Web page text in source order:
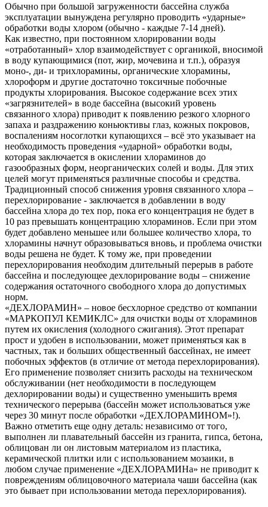
Обычно при большой загруженности бассейна служба
эксплуатации вынуждена регулярно проводить «ударные»
обработки воды хлором (обычно - каждые 7-14 дней).
Как известно, при постоянном хлорировании воды
«отработанный» хлор взаимодействует с органикой, вносимой
в воду купающимися (пот, жир, мочевина и т.п.), образуя
моно-, ди- и трихлорамины, органические хлорамины,
хлороформ и другие достаточно токсичные побочные
продукты хлорирования. Высокое содержание всех этих
«загрязнителей» в воде бассейна (высокий уровень
связанного хлора) приводит к появлению резкого хлорного
запаха и раздражению коньюктивы глаз, кожных покровов,
воспалениям носоглотки купающихся – всё это указывает на
необходимость проведения «ударной» обработки воды,
которая заключается в окислении хлораминов до
газообразных форм, неорганических солей и воды. Для этих
целей могут применяться различные способы и средства.
Традиционный способ снижения уровня связанного хлора –
перехлорирование - заключается в добавлении в воду
бассейна хлора до тех пор, пока его концентрация не будет в
10 раз превышать концентрацию хлораминов. Если при этом
будет добавлено меньшее или большее количество хлора, то
хлорамины начнут образовываться вновь, и проблема очистки
воды решена не будет. К тому же, при проведении
перехлорирования необходим длительный перерыв в работе
бассейна и последующее дехлорирование воды – снижение
содержания остаточного свободного хлора до допустимых
норм.
«ДЕХЛОРАМИН» – новое бесхлорное средство от компании
«МАРКОПУЛ КЕМИКЛС» для очистки воды от хлораминов
путем их окисления (холодного сжигания). Этот препарат
прост и удобен в использовании, может применяться как в
частных, так и больших общественный бассейнах, не имеет
побочных эффектов (в отличие от метода перехлорирования).
Его применение позволяет снизить расходы на техническом
обслуживании (нет необходимости в последующем
дехлорировании воды) и существенно уменьшить время
технического перерыва (бассейн может использоваться уже
через 30 минут после обработки «ДЕХЛОРАМИНОМ»!).
Важно отметить еще одну деталь: независимо от того,
выполнен ли плавательный бассейн из гранита, гипса, бетона,
облицован ли он листовым материалом из пластика,
керамической плитки или с использованием мозаики, в
любом случае применение «ДЕХЛОРАМИНа» не приводит к
повреждениям облицовочного материала чаши бассейна (как
это бывает при использовании метода перехлорирования).